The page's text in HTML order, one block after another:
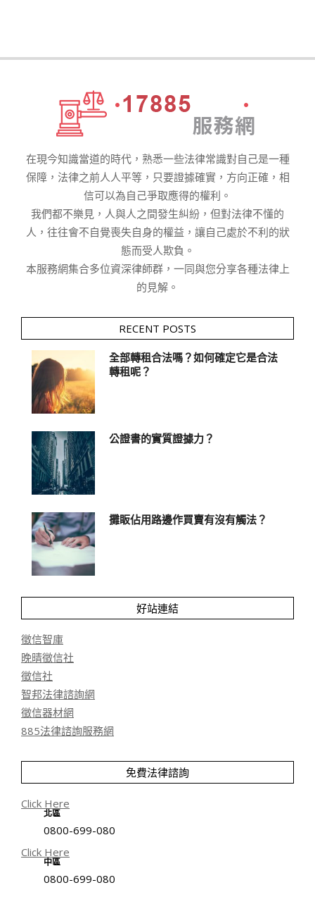
在現今知識當道的時代，熟悉一些法律常識對自己是一種
保障，法律之前人人平等，只要證據確實，方向正確，相
信可以為自己爭取應得的權利。
我們都不樂見，人與人之間發生糾紛，但對法律不懂的
人，往往會不自覺喪失自身的權益，讓自己處於不利的狀
態而受人欺負。
本服務網集合多位資深律師群，一同與您分享各種法律上
的見解。
RECENT POSTS
全部轉租合法嗎？如何確定它是合法
轉租呢？
公證書的實質證據力？
攤眅佔用路邊作買賣有沒有觸法？
好站連結
徵信智庫
晚晴徵信社
徵信社
智邦法律諮詢網
徵信器材網
885法律諮詢服務網
免費法律諮詢
Click Here
北區
0800-699-080
Click Here
中區
0800-699-080